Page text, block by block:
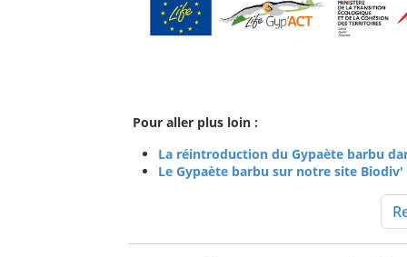
Pour aller plus loin :
La réintroduction du Gypaète barbu
Le Gypaète barbu sur notre site Biodiv'